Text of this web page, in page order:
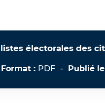
électorales des
Format : PDF - Publié